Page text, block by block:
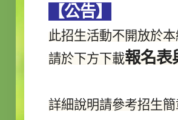
【公告】
此招生活動不開放於本
請於下方下載報名表
詳細說明請參考招生